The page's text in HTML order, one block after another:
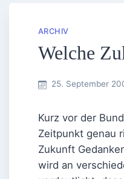
ARCHIV
Welche
25. September
Kurz vor der
Zeitpunkt genau
Zukunft
wird an